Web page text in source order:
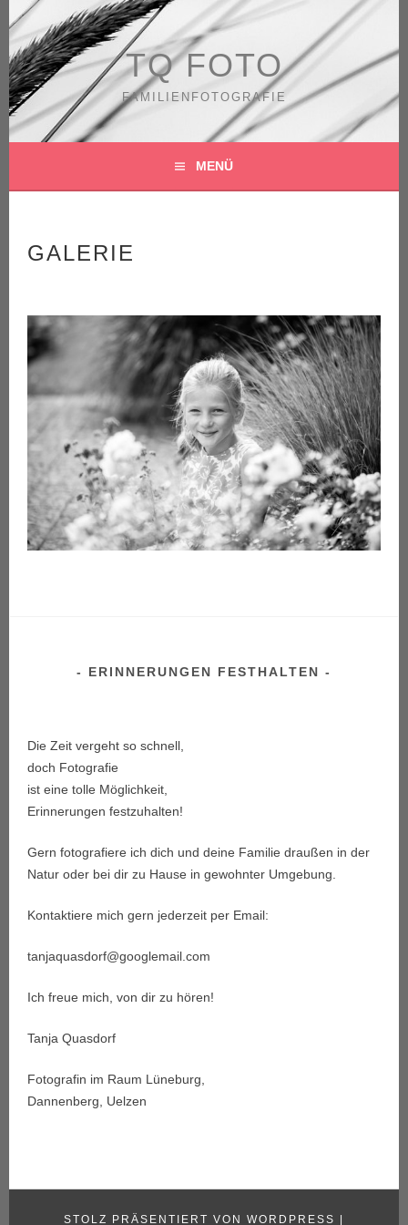
Springe
zum
Inhalt
TQ FOTO
FAMILIENFOTOGRAFIE
MENÜ
GALERIE
ERINNERUNGEN FESTHALTEN
Die Zeit vergeht so schnell,
doch Fotografie
ist eine tolle Möglichkeit,
Erinnerungen festzuhalten!
Gern fotografiere ich dich und deine Familie draußen in der
Natur oder bei dir zu Hause in gewohnter Umgebung.
Kontaktiere mich gern jederzeit per Email:
tanjaquasdorf@googlemail.com
Ich freue mich, von dir zu hören!
Tanja Quasdorf
Fotografin im Raum Lüneburg,
Dannenberg, Uelzen
STOLZ PRÄSENTIERT VON WORDPRESS